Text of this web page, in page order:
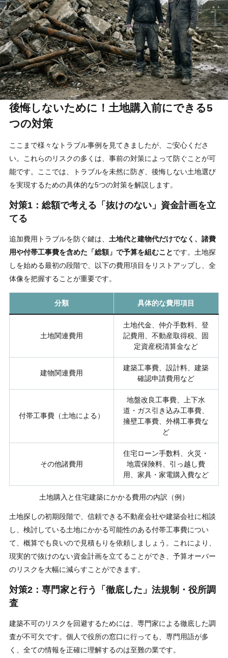
後悔しないために！土地購入前にできる5
つの対策
ここまで様々なトラブル事例を見てきましたが、ご安心くださ
い。これらのリスクの多くは、事前の対策によって防ぐことが可
能です。ここでは、トラブルを未然に防ぎ、後悔しない土地選び
を実現するための具体的な5つの対策を解説します。
対策1：総額で考える「抜けのない」資金計画を立
てる
追加費用トラブルを防ぐ鍵は、 土地代と建物代だけでなく、諸費
用や付帯工事費を含めた「総額」で予算を組むことです。土地探
しを始める最初の段階で、以下の費用項目をリストアップし、全
体像を把握することが重要です。
分類 具体的な費用項目
土地関連費用
土地代金、仲介手数料、登
記費用、不動産取得税、固
定資産税清算金など
建物関連費用
建築工事費、設計料、建築
確認申請費用など
付帯工事費（土地による）
地盤改良工事費、上下水
道・ガス引き込み工事費、
擁壁工事費、外構工事費な
ど
その他諸費用
住宅ローン手数料、火災・
地震保険料、引っ越し費
用、家具・家電購入費など
土地購入と住宅建築にかかる費用の内訳（例）
土地探しの初期段階で、信頼できる不動産会社や建築会社に相談
し、検討している土地にかかる可能性のある付帯工事費につい
て、概算でも良いので見積もりを依頼しましょう。これにより、
現実的で抜けのない資金計画を立てることができ、予算オーバー
のリスクを大幅に減らすことができます。
対策2：専門家と行う「徹底した」法規制・役所調
査
建築不可のリスクを回避するためには、専門家による徹底した調
査が不可欠です。個人で役所の窓口に行っても、専門用語が多
く、全ての情報を正確に理解するのは至難の業です。